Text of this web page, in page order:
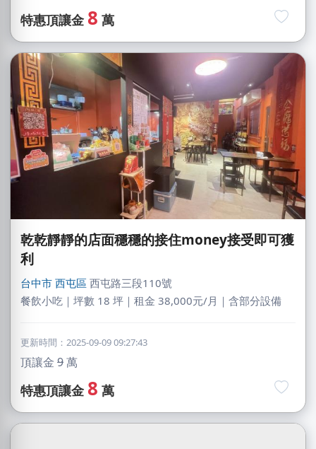
特惠頂讓金 8 萬
乾乾靜靜的店面穩穩的接住money接受即可獲
利
台中市 西屯區 西屯路三段110號
餐飲小吃｜坪數 18 坪｜租金 38,000元/月｜含部分設備
更新時間：2025-09-09 09:27:43
頂讓金 9萬
特惠頂讓金 8 萬